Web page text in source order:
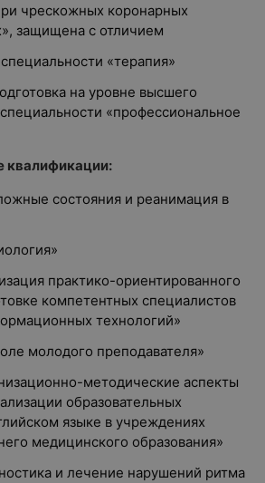
чрескожных коронарных
защищена с отличием
«терапия»
на уровне высшего
«профессиональное
квалификации:
состояния и реанимация в
практико-ориентированного
компетентных специалистов
технологий»
молодого преподавателя»
методические аспекты
образовательных
языке в учреждениях
медицинского образования»
и лечение нарушений ритма